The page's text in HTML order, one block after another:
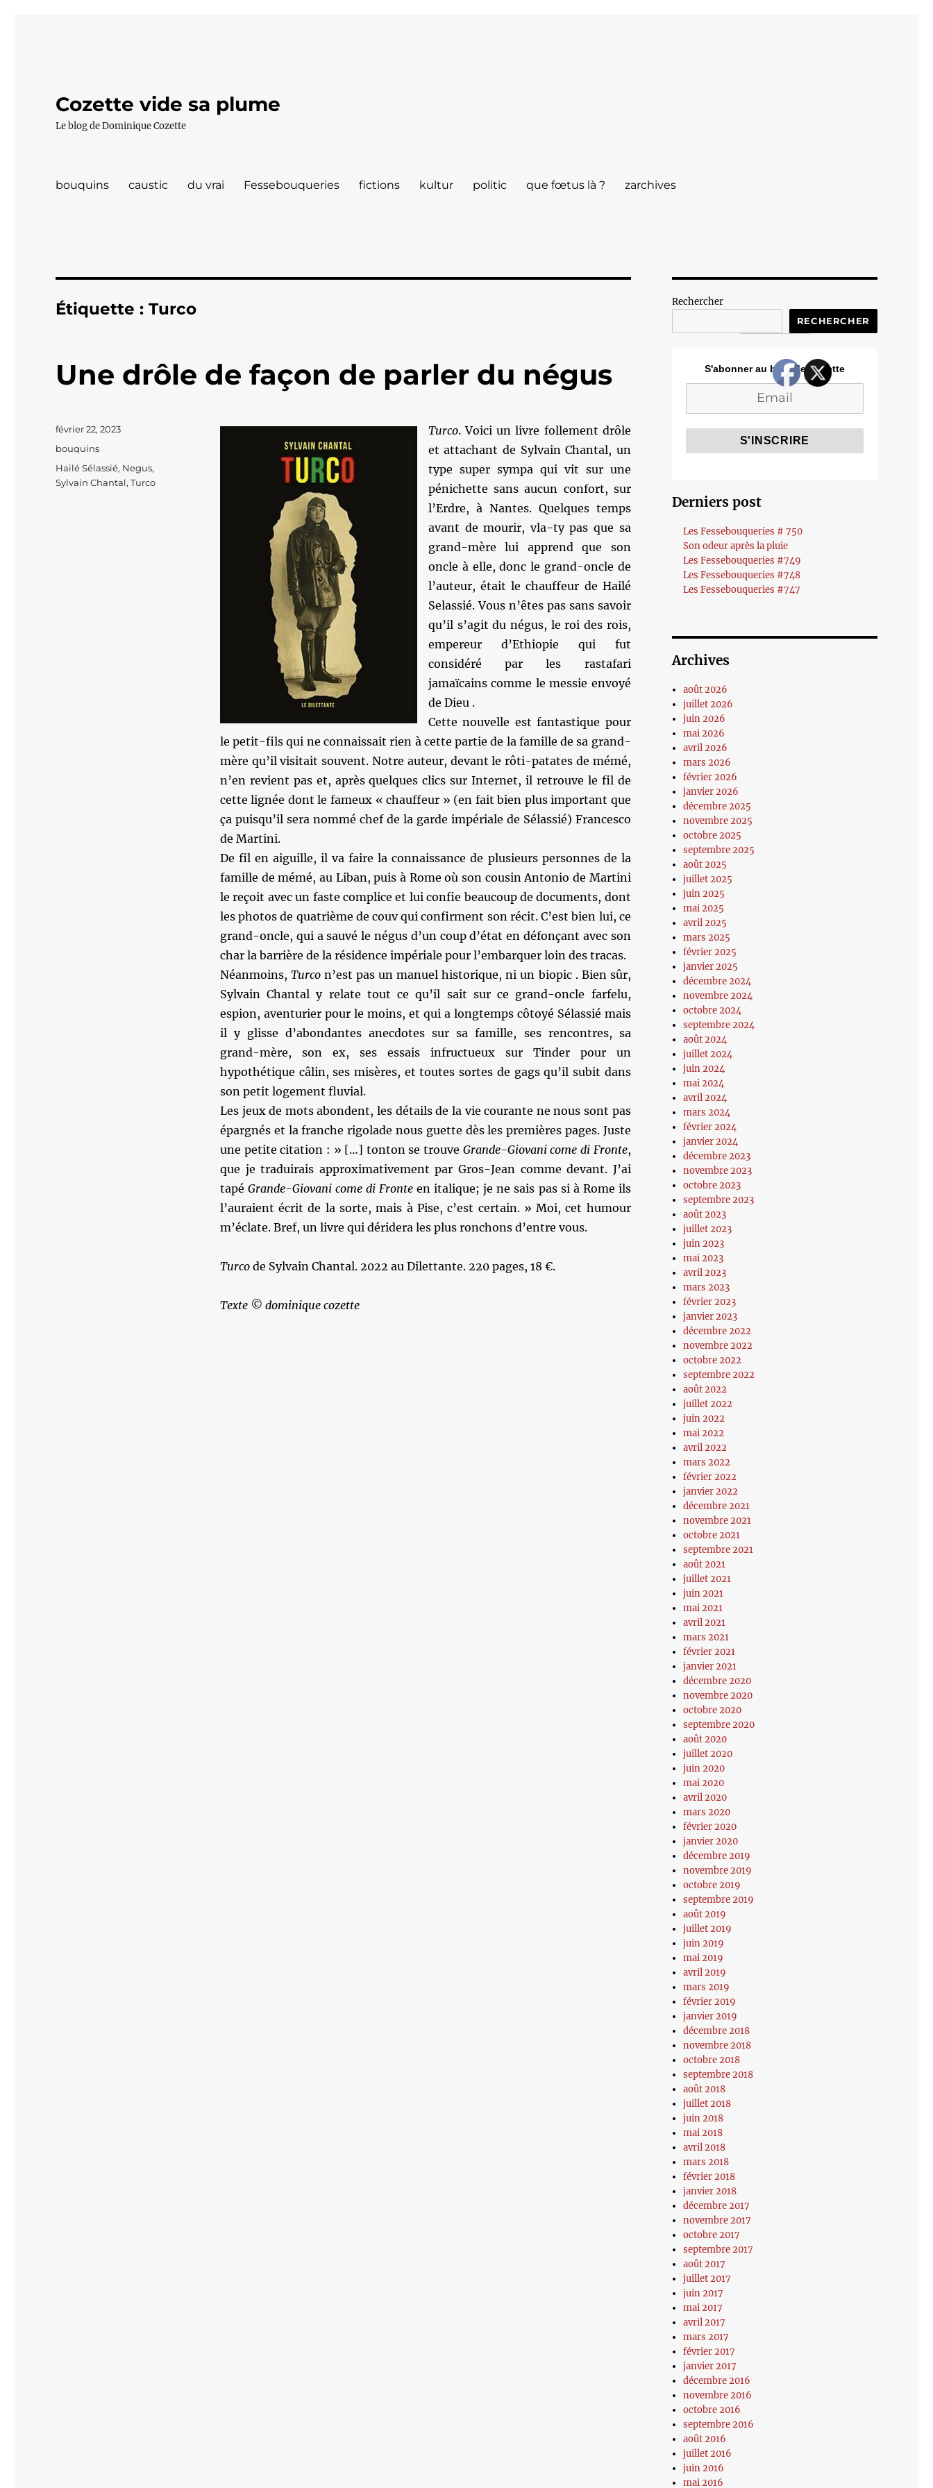
Cozette vide sa plume
Le blog de Dominique Cozette
bouquins caustic du vrai Fessebouqueries fictions kultur politic que fœtus là ? zarchives
Étiquette :Turco
Une drôle de façon de parler du négus
Turco. Voici un livre follement drôle
et attachant de Sylvain Chantal, un
type super sympa qui vit sur une
pénichette sans aucun confort, sur
l’Erdre, à Nantes. Quelques temps
avant de mourir, vla-ty pas que sa
grand-mère lui apprend que son
oncle à elle, donc le grand-oncle de
l’auteur, était le chauffeur de Hailé
Selassié. Vous n’êtes pas sans savoir
qu’il s’agit du négus, le roi des rois,
empereur d’Ethiopie qui fut
considéré par les rastafari
jamaïcains comme le messie envoyé
de Dieu .
Cette nouvelle est fantastique pour
le petit-fils qui ne connaissait rien à cette partie de la famille de sa grand-
mère qu’il visitait souvent. Notre auteur, devant le rôti-patates de mémé,
n’en revient pas et, après quelques clics sur Internet, il retrouve le fil de
cette lignée dont le fameux « chauffeur » (en fait bien plus important que
ça puisqu’il sera nommé chef de la garde impériale de Sélassié) Francesco
de Martini.
De fil en aiguille, il va faire la connaissance de plusieurs personnes de la
famille de mémé, au Liban, puis à Rome où son cousin Antonio de Martini
le reçoit avec un faste complice et lui confie beaucoup de documents, dont
les photos de quatrième de couv qui confirment son récit. C’est bien lui, ce
grand-oncle, qui a sauvé le négus d’un coup d’état en défonçant avec son
char la barrière de la résidence impériale pour l’embarquer loin des tracas.
Néanmoins, Turcon’est pas un manuel historique, ni un biopic . Bien sûr,
Sylvain Chantal y relate tout ce qu’il sait sur ce grand-oncle farfelu,
espion, aventurier pour le moins, et qui a longtemps côtoyé Sélassié mais
il y glisse d’abondantes anecdotes sur sa famille, ses rencontres, sa
grand-mère, son ex, ses essais infructueux sur Tinder pour un
hypothétique câlin, ses misères, et toutes sortes de gags qu’il subit dans
son petit logement fluvial.
Les jeux de mots abondent, les détails de la vie courante ne nous sont pas
épargnés et la franche rigolade nous guette dès les premières pages. Juste
une petite citation : » […] tonton se trouve Grande-Giovani come di Fronte,
que je traduirais approximativement par Gros-Jean comme devant. J’ai
tapé Grande-Giovani come di Fronte en italique; je ne sais pas si à Rome ils
l’auraient écrit de la sorte, mais à Pise, c’est certain. » Moi, cet humour
m’éclate. Bref, un livre qui déridera les plus ronchons d’entre vous.
Turcode Sylvain Chantal. 2022 au Dilettante. 220 pages, 18 €.
Texte © dominique cozette
Publié
le
février 22, 2023
Catégories
bouquins
Étiquettes
Hailé Sélassié, Negus,
Sylvain Chantal,Turco
Rechercher
RECHERCHER
S'abonner au blog de Cozette
Derniers post
Les Fessebouqueries # 750
Son odeur après la pluie
Les Fessebouqueries #749
Les Fessebouqueries #748
Les Fessebouqueries #747
Archives
août 2026
juillet 2026
juin 2026
mai 2026
avril 2026
mars 2026
février 2026
janvier 2026
décembre 2025
novembre 2025
octobre 2025
septembre 2025
août 2025
juillet 2025
juin 2025
mai 2025
avril 2025
mars 2025
février 2025
janvier 2025
décembre 2024
novembre 2024
octobre 2024
septembre 2024
août 2024
juillet 2024
juin 2024
mai 2024
avril 2024
mars 2024
février 2024
janvier 2024
décembre 2023
novembre 2023
octobre 2023
septembre 2023
août 2023
juillet 2023
juin 2023
mai 2023
avril 2023
mars 2023
février 2023
janvier 2023
décembre 2022
novembre 2022
octobre 2022
septembre 2022
août 2022
juillet 2022
juin 2022
mai 2022
avril 2022
mars 2022
février 2022
janvier 2022
décembre 2021
novembre 2021
octobre 2021
septembre 2021
août 2021
juillet 2021
juin 2021
mai 2021
avril 2021
mars 2021
février 2021
janvier 2021
décembre 2020
novembre 2020
octobre 2020
septembre 2020
août 2020
juillet 2020
juin 2020
mai 2020
avril 2020
mars 2020
février 2020
janvier 2020
décembre 2019
novembre 2019
octobre 2019
septembre 2019
août 2019
juillet 2019
juin 2019
mai 2019
avril 2019
mars 2019
février 2019
janvier 2019
décembre 2018
novembre 2018
octobre 2018
septembre 2018
août 2018
juillet 2018
juin 2018
mai 2018
avril 2018
mars 2018
février 2018
janvier 2018
décembre 2017
novembre 2017
octobre 2017
septembre 2017
août 2017
juillet 2017
juin 2017
mai 2017
avril 2017
mars 2017
février 2017
janvier 2017
décembre 2016
novembre 2016
octobre 2016
septembre 2016
août 2016
juillet 2016
juin 2016
mai 2016